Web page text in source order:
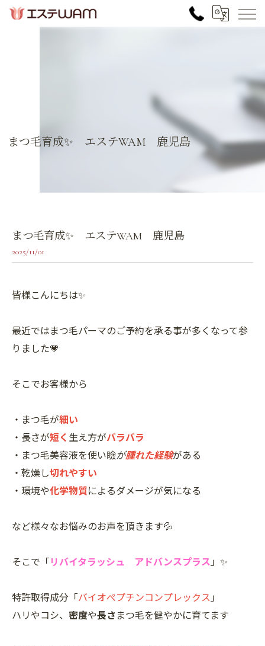
まつ毛育成✨ エステWAM 鹿児島
まつ毛育成✨ エステWAM 鹿児島
2025/11/01
皆様こんにちは✨
最近ではまつ毛パーマのご予約を承る事が多くなって参
りました💗
そこでお客様から
・まつ毛が細い
・長さが短く 生え方がバラバラ
・まつ毛美容液を使い瞼が腫れた経験がある
・乾燥し切れやすい
・環境や化学物質によるダメージが気になる
など様々なお悩みのお声を頂きます💦
そこで「リバイタラッシュ アドバンスプラス」✨
特許取得成分「バイオぺプチンコンプレックス」
ハリやコシ、 密度や長さまつ毛を健やかに育てます